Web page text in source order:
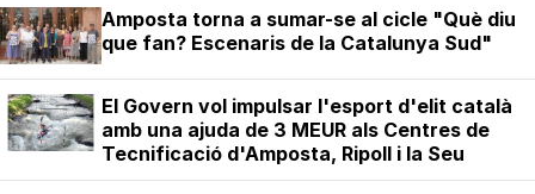
Amposta torna a sumar-se al cicle "Què diu
que fan? Escenaris de la Catalunya Sud"
El Govern vol impulsar l'esport d'elit català
amb una ajuda de 3 MEUR als Centres de
Tecnificació d'Amposta, Ripoll i la Seu